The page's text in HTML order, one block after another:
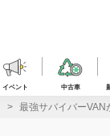
イベント 中古車
最強サバイバー